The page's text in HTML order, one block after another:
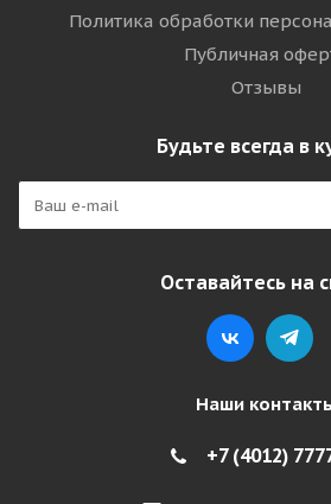
Политика обработки
Публичная
Отзывы
Будьте всегда в
Оставайтесь на
Наши
+7 (4012)